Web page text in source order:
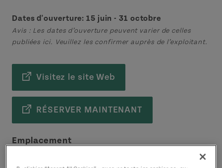
Dates d'ouverture: 15 juin - 31 octobre
Avis : Les dates d’ouverture peuvent varier de celles
publiées ici. Veuillez les confirmer auprès de l’exploitant.
Visitez le site Web
RÉSERVER MAINTENANT
Emplacement